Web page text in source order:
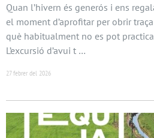
Quan l’hivern és generós i ens
el moment d’aprofitar per obrir
què habitualment no es pot
L’excursió d’avui t …
27 febrer del 2026